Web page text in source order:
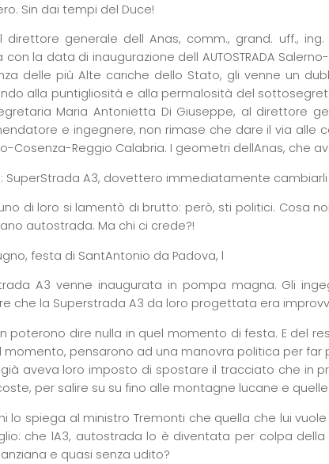
Sin dai tempi del Duce!
direttore generale dell Anas, comm., grand. uff.,
la data di inaugurazione dell AUTOSTRADA
delle più Alte cariche dello Stato, gli venne un
alla puntigliosità e alla permalosità del
Maria Antonietta Di Giuseppe, al direttore
e ingegnere, non rimase che dare il via alle
Cosenza-Reggio Calabria. I geometri dellAnas, che
SuperStrada A3, dovettero immediatamente
di loro si lamentò di brutto: però, sti politici. Cosa
autostrada. Ma chi ci crede?!
festa di SantAntonio da Padova, l
A3 venne inaugurata in pompa magna. Gli
che la Superstrada A3 da loro progettata era
poterono dire nulla in quel momento di festa. E del
momento, pensarono ad una manovra politica per far
aveva loro imposto di spostare il tracciato che in
per salire su su fino alle montagne lucane e quelle
lo spiega al ministro Tremonti che quella che lui
che lA3, autostrada lo è diventata per colpa
e quasi senza udito?